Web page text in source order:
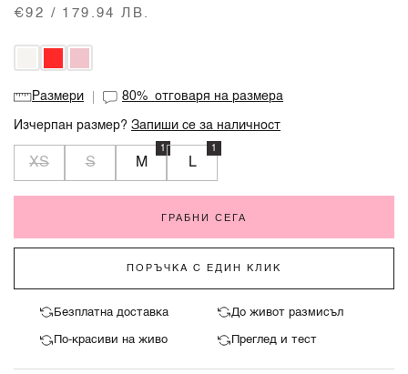
€92 / 179.94 ЛВ.
Размери 80%отговаря на размера
Изчерпан размер?Запиши се за наличност
XS S M
1
L
1
ГРАБНИ СЕГА
ПОРЪЧКА С ЕДИН КЛИК
Безплатна доставка До живот размисъл
По-красиви на живо Преглед и тест